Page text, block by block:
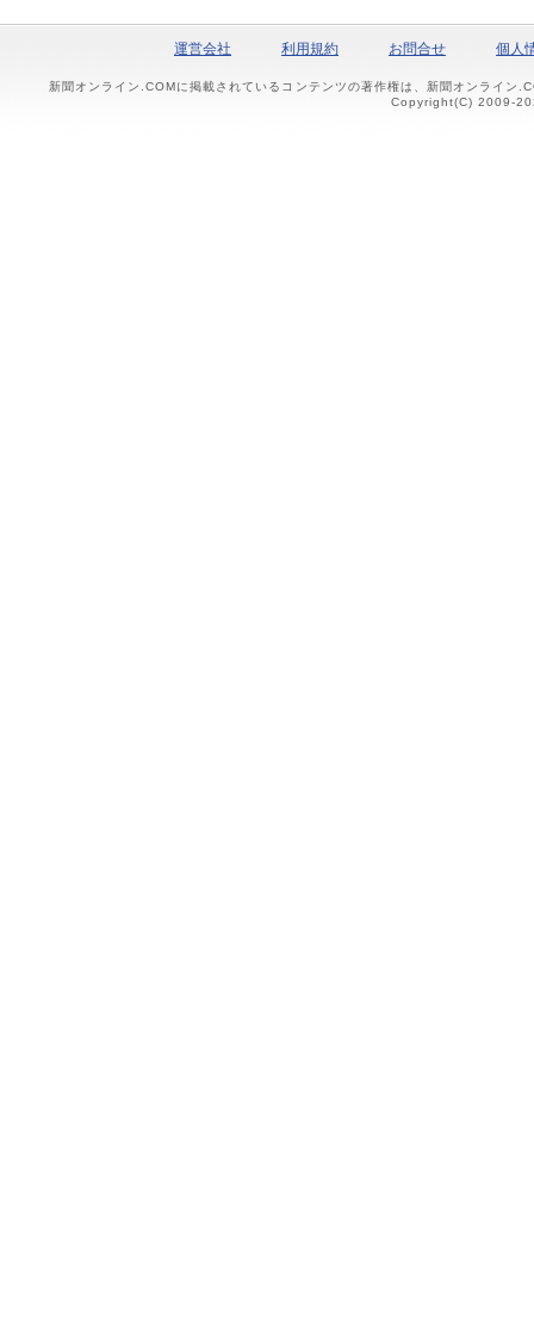
運営会社 利用規約 お問合せ 個人
新聞オンライン.COMに掲載されているコンテンツの著作権は、新聞オンライン
Copyright(C) 2009-